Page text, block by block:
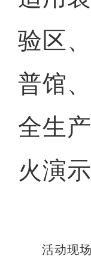
验区
普馆
全生
火演
活动现